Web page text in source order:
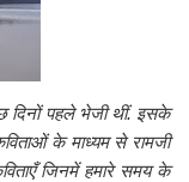
दिनों पहले भेजी थीं. इसके
के माध्यम से रामजी
जिनमें हमारे समय के